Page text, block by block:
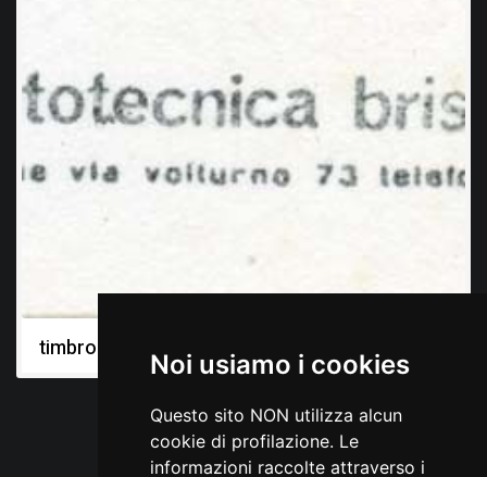
Noi usiamo i cookies
Questo sito NON utilizza alcun
cookie di profilazione. Le
informazioni raccolte attraverso i
timbro